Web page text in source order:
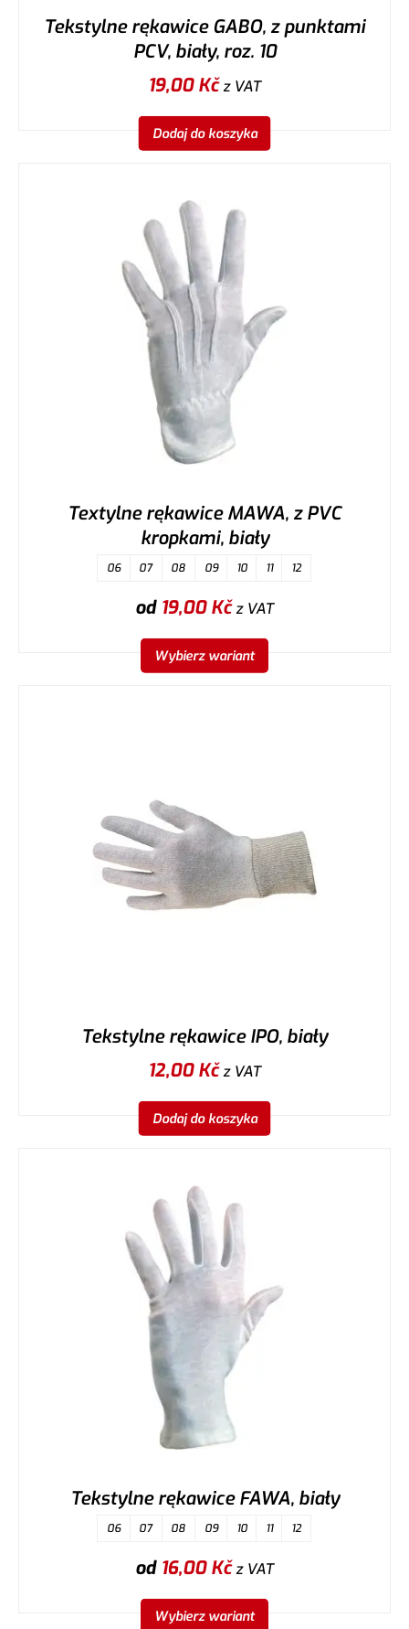
Tekstylne rękawice GABO, z punktami
PCV, biały, roz. 10
19,00Kčz VAT
Dodaj do koszyka
Textylne rękawice MAWA, z PVC
kropkami, biały
06 07 08 09 10 11 12
od 19,00Kčz VAT
Wybierz wariant
Tekstylne rękawice IPO, biały
12,00Kčz VAT
Dodaj do koszyka
Tekstylne rękawice FAWA, biały
06 07 08 09 10 11 12
od 16,00Kčz VAT
Wybierz wariant